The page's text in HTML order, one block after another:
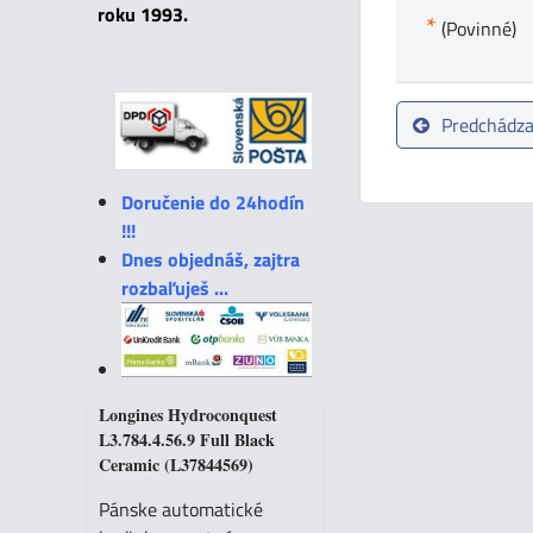
* (Povinné)
roku 1993.
Doručenie do 24hodín
!!!
Dnes objednáš, zajtra
rozbaľuješ ...
Longines Hydroconquest
L3.784.4.56.9 Full Black
Ceramic (L37844569)
Pánske automatické